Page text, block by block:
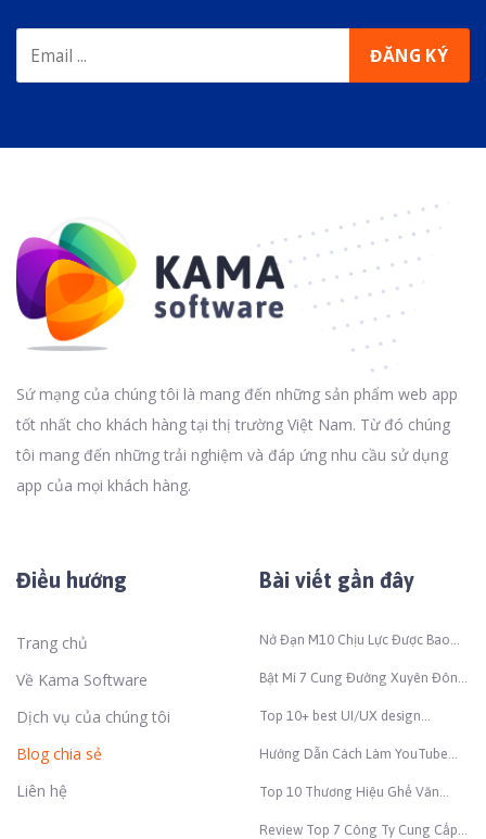
Sứ mạng của chúng tôi là mang đến những sản phẩm web app
tốt nhất cho khách hàng tại thị trường Việt Nam. Từ đó chúng
tôi mang đến những trải nghiệm và đáp ứng nhu cầu sử dụng
app của mọi khách hàng.
Điều hướng
Trang chủ
Về Kama Software
Dịch vụ của chúng tôi
Blog chia sẻ
Liên hệ
Bài viết gần đây
Nở Đạn M10 Chịu Lực Được Bao
Thi Công?
Bật Mí 7 Cung Đường Xuyên Đông
Top 10+ best UI/UX design
Hướng Dẫn Cách Làm YouTube
Quả
Top 10 Thương Hiệu Ghế Văn
Nhất Hiện Nay
Review Top 7 Công Ty Cung Cấp